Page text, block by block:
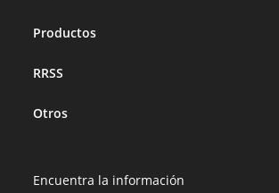
Productos
RRSS
Otros
Encuentra la información